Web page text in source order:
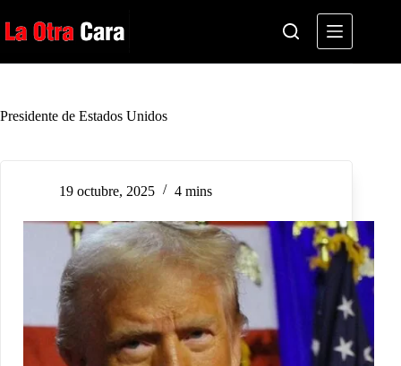
al
contenido
Presidente de Estados Unidos
19 octubre, 2025 4 mins